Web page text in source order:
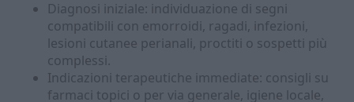
Diagnosi iniziale: individuazione di segni
compatibili con emorroidi, ragadi, infezioni,
lesioni cutanee perianali, proctiti o sospetti più
complessi.
Indicazioni terapeutiche immediate: consigli su
farmaci topici o per via generale, igiene locale,